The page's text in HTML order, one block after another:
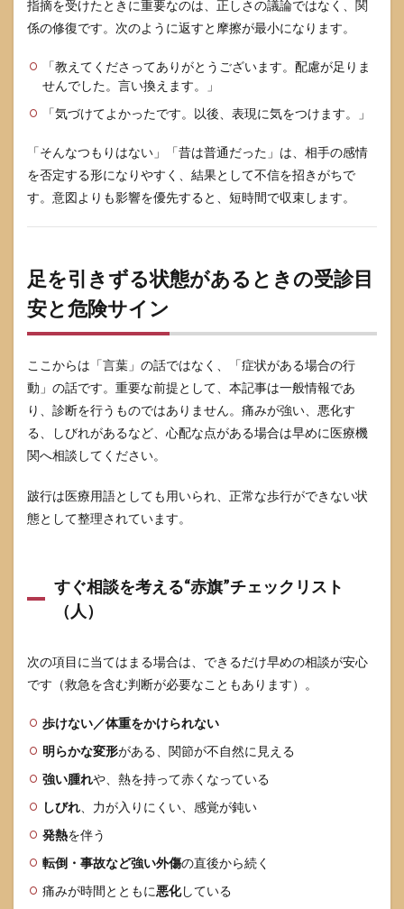
指摘を受けたときに重要なのは、正しさの議論ではなく、関
係の修復です。次のように返すと摩擦が最小になります。
「教えてくださってありがとうございます。配慮が足りま
せんでした。言い換えます。」
「気づけてよかったです。以後、表現に気をつけます。」
「そんなつもりはない」「昔は普通だった」は、相手の感情
を否定する形になりやすく、結果として不信を招きがちで
す。意図よりも影響を優先すると、短時間で収束します。
足を引きずる状態があるときの受診目
安と危険サイン
ここからは「言葉」の話ではなく、「症状がある場合の行
動」の話です。重要な前提として、本記事は一般情報であ
り、診断を行うものではありません。痛みが強い、悪化す
る、しびれがあるなど、心配な点がある場合は早めに医療機
関へ相談してください。
跛行は医療用語としても用いられ、正常な歩行ができない状
態として整理されています。
すぐ相談を考える“赤旗”チェックリスト
（人）
次の項目に当てはまる場合は、できるだけ早めの相談が安心
です（救急を含む判断が必要なこともあります）。
歩けない／体重をかけられない
明らかな変形がある、関節が不自然に見える
強い腫れや、熱を持って赤くなっている
しびれ 、力が入りにくい、感覚が鈍い
発熱を伴う
転倒・事故など強い外傷の直後から続く
痛みが時間とともに悪化している